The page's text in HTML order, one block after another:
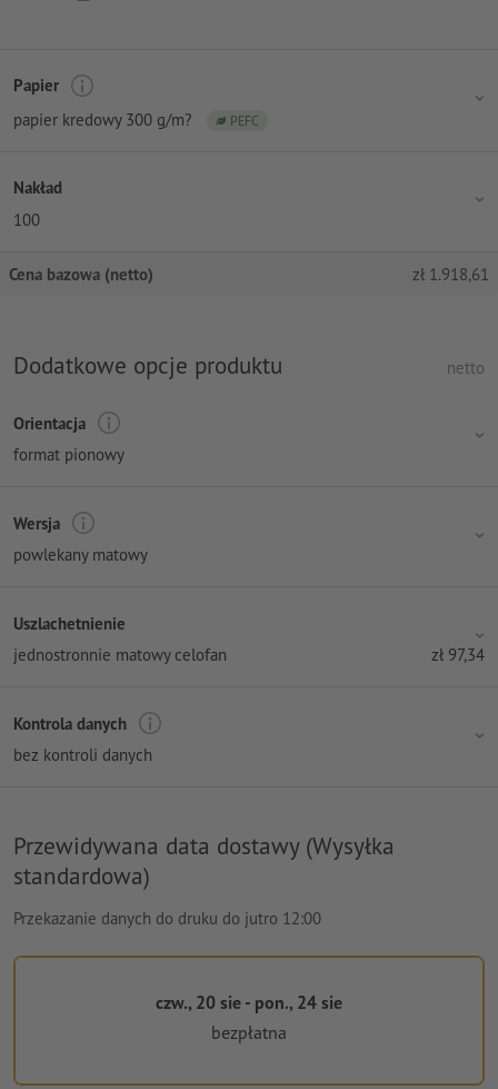
Papier
papier kredowy 300 g/m?
PEFC
Nakład
100
Cena bazowa (netto) zł 1.918,61
Dodatkowe opcje produktu netto
Orientacja
format pionowy
Wersja
powlekany matowy
Uszlachetnienie
jednostronnie matowy celofan
zł 97,34
Kontrola danych
bez kontroli danych
Przewidywana data dostawy (Wysyłka
standardowa)
Przekazanie danych do druku do jutro 12:00
czw., 20 sie - pon., 24 sie
bezpłatna